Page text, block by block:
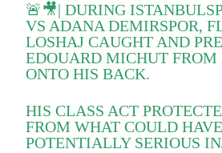
🚨🎥| DURING
VS ADANA DEMIRSPOR,
LOSHAJ CAUGHT AND
EDOUARD MICHUT
ONTO HIS BACK.
HIS CLASS ACT
FROM WHAT COULD
POTENTIALLY SERIOUS